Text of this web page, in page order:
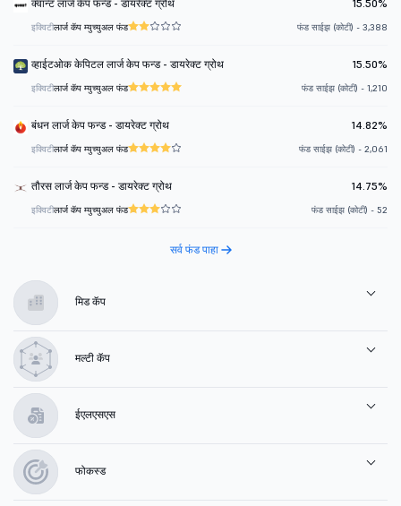
क्वान्ट लार्ज केप फन्ड - डायरेक्ट ग्रोथ 15.50%
इक्विटीलार्ज कॅप म्युच्युअल फंड फंड साईझ (कोटी) - 3,388
व्हाईटओक केपिटल लार्ज केप फन्ड - डायरेक्ट ग्रोथ 15.50%
इक्विटीलार्ज कॅप म्युच्युअल फंड फंड साईझ (कोटी) - 1,210
बंधन लार्ज केप फन्ड - डायरेक्ट ग्रोथ 14.82%
इक्विटीलार्ज कॅप म्युच्युअल फंड फंड साईझ (कोटी) - 2,061
तौरस लार्ज केप फन्ड - डायरेक्ट ग्रोथ 14.75%
इक्विटीलार्ज कॅप म्युच्युअल फंड फंड साईझ (कोटी) - 52
सर्व फंड पाहा
मिड कॅप
मल्टी कॅप
ईएलएसएस
फोकस्ड